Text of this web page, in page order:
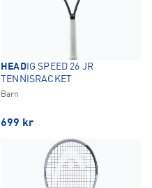
HEADIG SPEED 26 JR
TENNISRACKET
Barn
699 kr